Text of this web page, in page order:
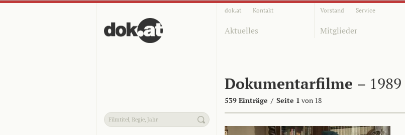
dok.at Kontakt Vorstand Service
Aktuelles Mitglieder
Dokumentarfilme – 1989
539 Einträge / Seite 1 von 18